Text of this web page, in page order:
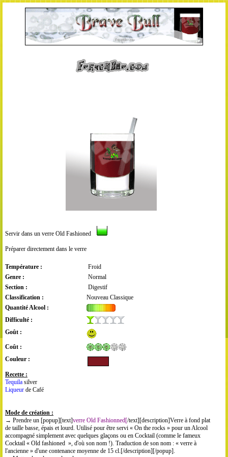
Servir dans un verre Old Fashioned
Préparer directement dans le verre
Température :
Froid
Genre :
Normal
Section :
Digestif
Classification :
Nouveau Classique
Quantité Alcool :
Difficulté :
Goût :
Coût :
Couleur :
Recette :
Tequila silver
Liqueur de Café
Mode de création :
→ Prendre un [popup][text]verre Old Fashionned[/text][description]Verre à fond plat
de taille basse, épais et lourd. Utilisé pour être servi « On the rocks » pour un Alcool
accompagné simplement avec quelques glaçons ou en Cocktail (comme le fameux
Cocktail « Old fashioned », d'où son nom !). Traduction de son nom : « verre à
l'ancienne » d'une contenance moyenne de 15 cl.[/description][/popup].